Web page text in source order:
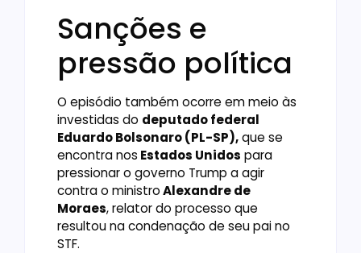
Sanções e
pressão política
O episódio também ocorre em meio às
investidas do deputado federal
Eduardo Bolsonaro (PL-SP),que se
encontra nos Estados Unidos para
pressionar o governo Trump a agir
contra o ministroAlexandre de
Moraes, relator do processo que
resultou na condenação de seu pai no
STF.